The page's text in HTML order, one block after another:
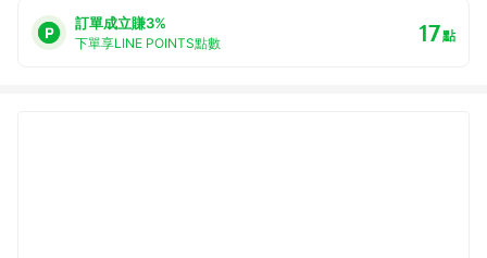
訂單成立賺3%
下單享LINE POINTS點數 17點